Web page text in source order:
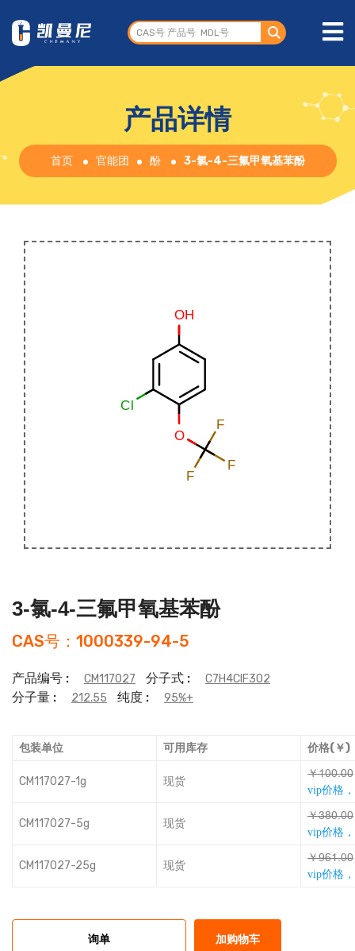
产品详情
首页 官能团 酚 3-氯-4-三氟甲氧基苯酚
3-氯-4-三氟甲氧基苯酚
CAS号：1000339-94-5
产品编号 : CM117027 分子式 : C7H4ClF3O2
分子量 : 212.55 纯度 : 95%+
包装单位 可用库存 价格(￥)
CM117027-1g 现货
￥ƚǸǸƴǸǸ
vip价格
CM117027-5g 现货
￥ŮľǸƴǸǸ
vip价格
CM117027-25g 现货
￥ƿǙƚƴǸǸ
vip价格
询单 加购物车